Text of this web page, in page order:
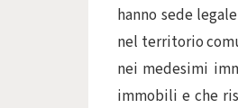
hanno sede
nel territorio
nei medesimi
immobili e che